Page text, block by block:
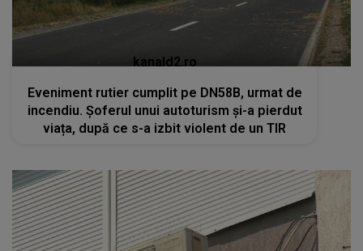
kanald2.ro
Eveniment rutier cumplit pe DN58B, urmat de
incendiu. Șoferul unui autoturism și-a pierdut
viața, după ce s-a izbit violent de un TIR